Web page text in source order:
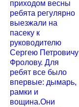
приходом весны
ребята регулярно
выезжали на
пасеку к
руководителю
Сергею Петровичу
Фролову. Для
ребят все было
впервые: дымарь,
рамки и
вощина.Они